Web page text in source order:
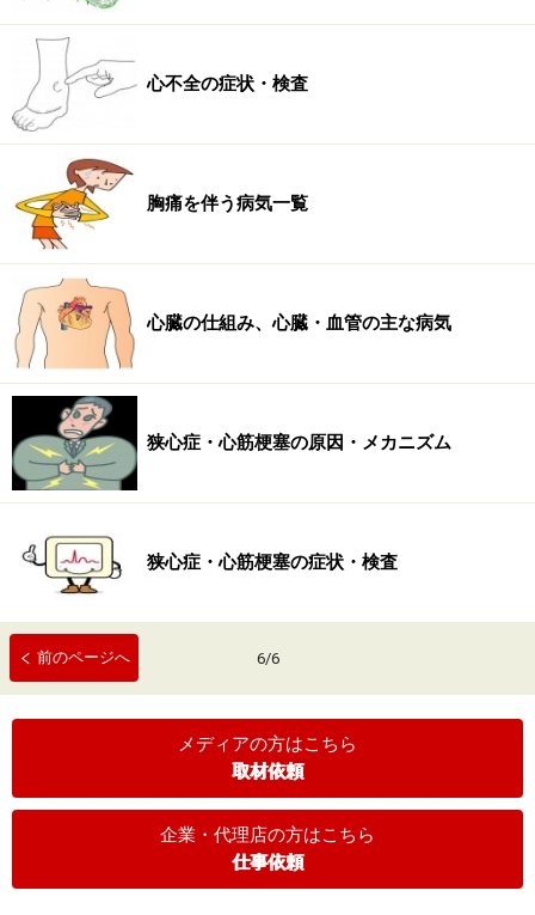
心不全の症状・検査
胸痛を伴う病気一覧
心臓の仕組み、心臓・血管の主な病気
狭心症・心筋梗塞の原因・メカニズム
狭心症・心筋梗塞の症状・検査
前のページへ 6/6
メディアの方はこちら
取材依頼
企業・代理店の方はこちら
仕事依頼